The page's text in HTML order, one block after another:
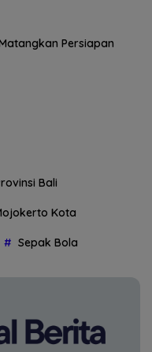
Persiapan
Bali
Kota
Sepak Bola